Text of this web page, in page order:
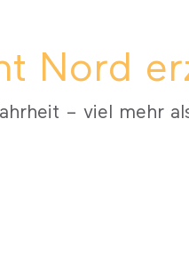
Nord
– viel mehr